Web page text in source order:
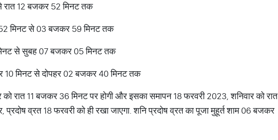
रात 12 बजकर 52 मिनट तक
मिनट से 03 बजकर 59 मिनट तक
से सुबह 07 बजकर 05 मिनट तक
मिनट से दोपहर 02 बजकर 40 मिनट तक
रात 11 बजकर 36 मिनट पर होगी और इसका समापन 18 फरवरी 2023, शनिवार को रात
व्रत 18 फरवरी को ही रखा जाएगा. शनि प्रदोष व्रत का पूजा मुहूर्त शाम 06 बजकर